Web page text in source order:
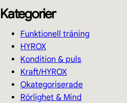
Kategorier
Funktionell träning
HYROX
Kondition & puls
Kraft/HYROX
Okategoriserade
Rörlighet & Mind